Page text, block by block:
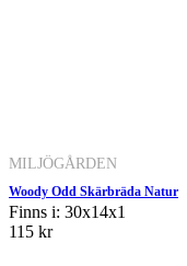
MILJÖGÅRDEN
Woody Odd Skärbräda Natur
Finns i: 30x14x1
115 kr